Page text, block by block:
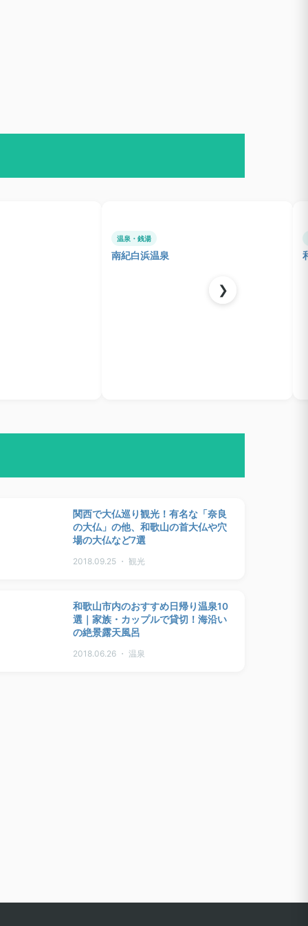
温泉・銭湯
南紀白浜温泉
❯
関西で大仏巡り観光！有名な「奈良
の大仏」の他、和歌山の首大仏や穴
場の大仏など7選
2018.09.25 ・ 観光
和歌山市内のおすすめ日帰り温泉10
選｜家族・カップルで貸切！海沿い
の絶景露天風呂
2018.06.26 ・ 温泉